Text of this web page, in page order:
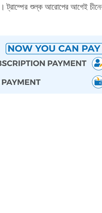
শুল্ক আরোপের আগেই চীনের